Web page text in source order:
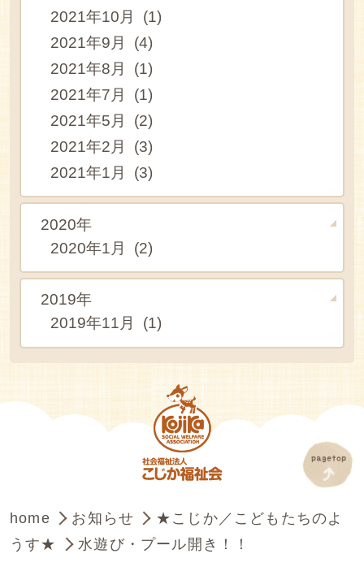
2021年10月 (1)
2021年9月 (4)
2021年8月 (1)
2021年7月 (1)
2021年5月 (2)
2021年2月 (3)
2021年1月 (3)
2020年
2020年1月 (2)
2019年
2019年11月 (1)
home お知らせ
★こじか／こどもたちのよ
うす★
水遊び・プール開き！！